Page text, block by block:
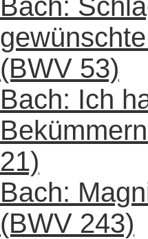
Bach:
(BWV 53)
Bach: Ich
21)
Bach:
(BWV 243)